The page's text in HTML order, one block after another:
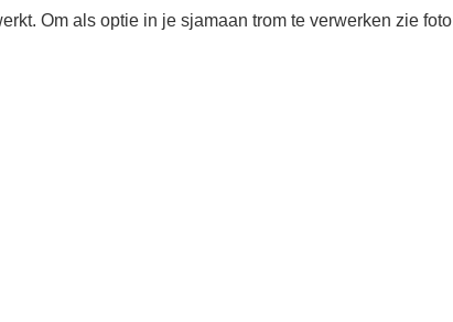
Om als optie in je sjamaan trom te verwerken zie foto